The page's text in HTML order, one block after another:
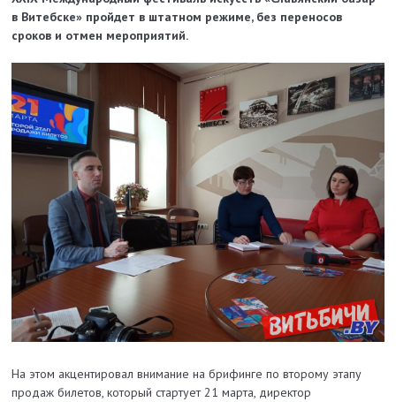
в Витебске» пройдет в штатном режиме, без переносов
сроков и отмен мероприятий.
На этом акцентировал внимание на брифинге по второму этапу
продаж билетов, который стартует 21 марта, директор